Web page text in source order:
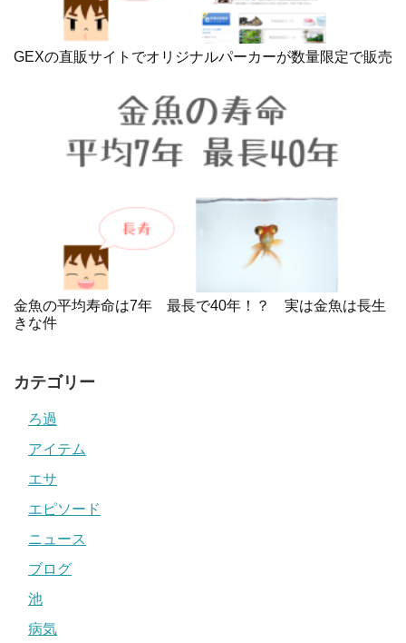
GEXの直販サイトでオリジナルパーカーが数量限定で販売
金魚の平均寿命は7年 最長で40年！？ 実は金魚は長生
きな件
カテゴリー
ろ過
アイテム
エサ
エピソード
ニュース
ブログ
池
病気